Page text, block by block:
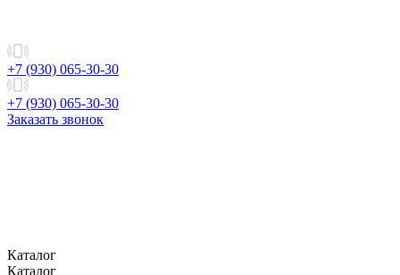
+7 (930) 065-30-30
+7 (930) 065-30-30
Заказать звонок
Каталог
Каталог